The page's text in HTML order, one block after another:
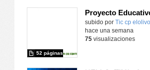
subido por Tic cp
52 páginas
hace una semana
75visualizaciones